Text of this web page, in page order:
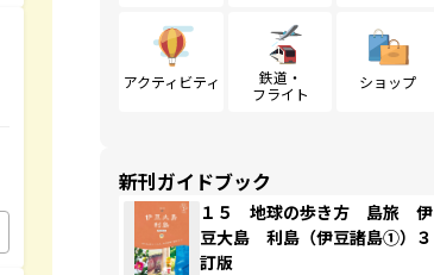
アクティビティ
鉄道・
フライト
ショップ
新刊ガイドブック
１５ 地球の歩き方 島旅 伊
豆大島 利島（伊豆諸島①）３
訂版